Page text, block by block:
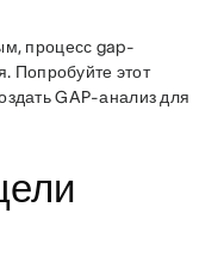
процесс gap-
Попробуйте этот
GAP-анализ для